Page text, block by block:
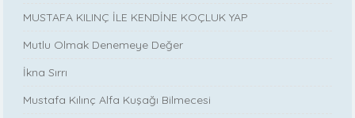
MUSTAFA KILINÇ İLE KENDİNE KOÇLUK YAP
Mutlu Olmak Denemeye Değer
İkna Sırrı
Mustafa Kılınç Alfa Kuşağı Bilmecesi